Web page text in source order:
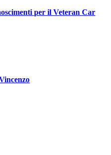
per il Veteran Car